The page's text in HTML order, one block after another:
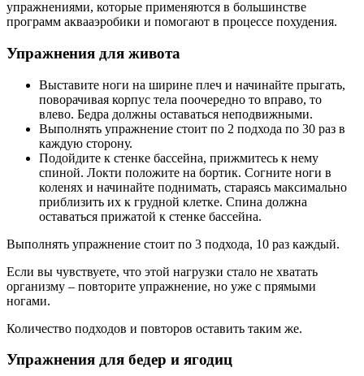
упражнениями, которые применяются в большинстве
программ аквааэробики и помогают в процессе похудения.
Упражнения для живота
Выставите ноги на ширине плеч и начинайте прыгать,
поворачивая корпус тела поочередно то вправо, то
влево. Бедра должны оставаться неподвижными.
Выполнять упражнение стоит по 2 подхода по 30 раз в
каждую сторону.
Подойдите к стенке бассейна, прижмитесь к нему
спиной. Локти положите на бортик. Согните ноги в
коленях и начинайте поднимать, стараясь максимально
приблизить их к грудной клетке. Спина должна
оставаться прижатой к стенке бассейна.
Выполнять упражнение стоит по 3 подхода, 10 раз каждый.
Если вы чувствуете, что этой нагрузки стало не хватать
организму – повторите упражнение, но уже с прямыми
ногами.
Количество подходов и повторов оставить таким же.
Упражнения для бедер и ягодиц